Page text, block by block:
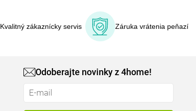
Kvalitný zákaznícky servis Záruka vrátenia peňazí
Odoberajte novinky z 4home!